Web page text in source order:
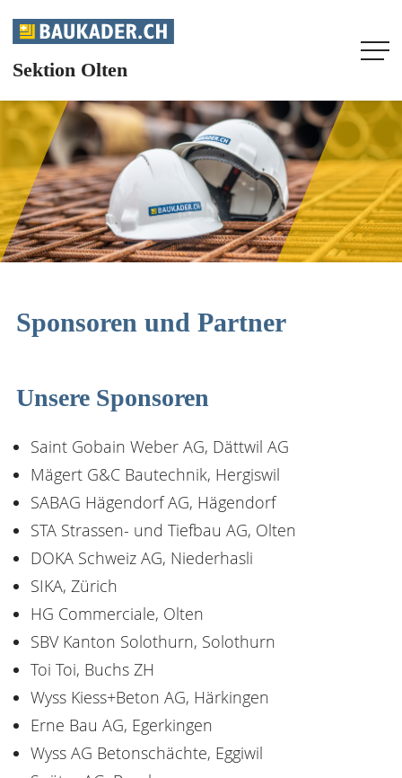
Sektion Olten
HOME
UNSERE SEKTION
AGENDA
AKTUELL
INFOS
ANMELDEN
Sponsoren und Partner
Unsere Sponsoren
Saint Gobain Weber AG, Dättwil AG
Mägert G&C Bautechnik, Hergiswil
SABAG Hägendorf AG, Hägendorf
STA Strassen- und Tiefbau AG, Olten
DOKA Schweiz AG, Niederhasli
SIKA, Zürich
HG Commerciale, Olten
SBV Kanton Solothurn, Solothurn
Toi Toi, Buchs ZH
Wyss Kiess+Beton AG, Härkingen
Erne Bau AG, Egerkingen
Wyss AG Betonschächte, Eggiwil